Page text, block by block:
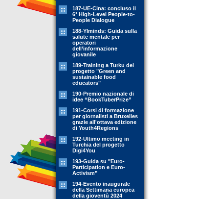
187-UE-Cina: concluso il
6° High-Level People-to-
People Dialogue
188-YIminds: Guida sulla
salute mentale per
operatori
dell’informazione
giovanile
189-Training a Turku del
progetto "Green and
sustainable food
educators"
190-Premio nazionale di
idee “BookTuberPrize”
191-Corsi di formazione
per giornalisti a Bruxelles
grazie all'ottava edizione
di Youth4Regions
192-Ultimo meeting in
Turchia del progetto
Digi4You
193-Guida su "Euro-
Participation e Euro-
Activism”
194-Evento inaugurale
della Settimana europea
della gioventù 2024